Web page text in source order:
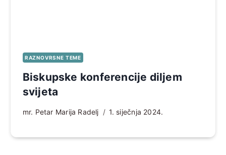
RAZNOVRSNE TEME
Biskupske konferencije diljem
svijeta
mr. Petar Marija Radelj 1. siječnja 2024.